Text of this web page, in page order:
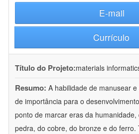
E-mail
Currículo
Título do Projeto:materials
Resumo: A habilidade de manusear
de importância para o
ponto de marcar eras da
pedra, do cobre, do bronze e do ferro.